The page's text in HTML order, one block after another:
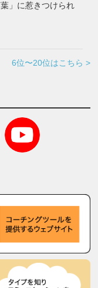
」に惹きつけられ
6位〜20位はこちら >